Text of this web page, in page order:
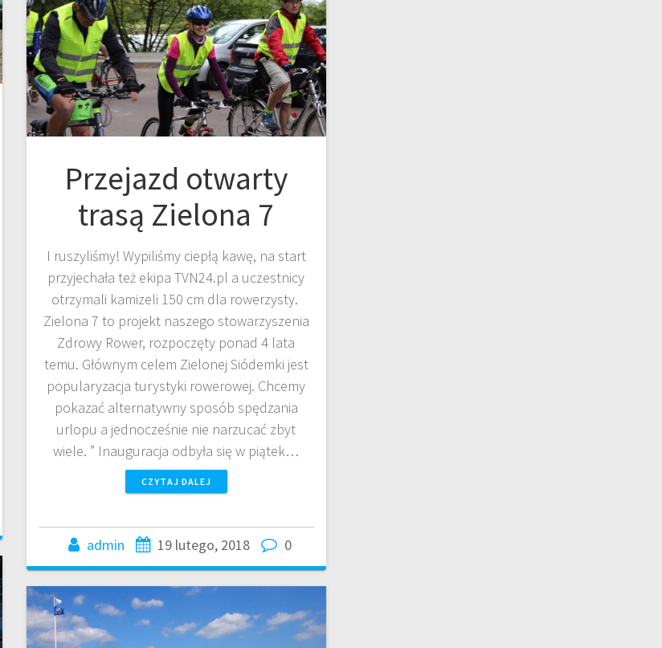
Przejazd otwarty
trasą Zielona 7
I ruszyliśmy! Wypiliśmy ciepłą kawę, na start
przyjechała też ekipa TVN24.pl a uczestnicy
otrzymali kamizeli 150 cm dla rowerzysty.
Zielona 7 to projekt naszego stowarzyszenia
Zdrowy Rower, rozpoczęty ponad 4 lata
temu. Głównym celem Zielonej Siódemki jest
popularyzacja turystyki rowerowej. Chcemy
pokazać alternatywny sposób spędzania
urlopu a jednocześnie nie narzucać zbyt
wiele. ” Inauguracja odbyła się w piątek…
CZYTAJ DALEJ
admin 19 lutego, 2018 0